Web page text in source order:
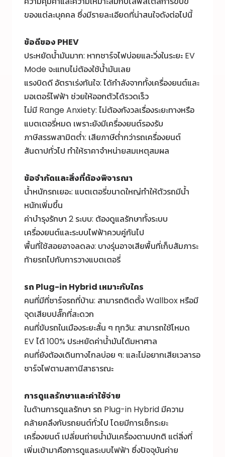
ของแต่ละบุคคล ซึ่งมีรายละเอียดที่น่าสนใจดังต่อไปนี้
ข้อดีของ PHEV
ประหยัดน้ำมันมาก: หากชาร์จไฟบ่อยและวิ่งในระยะ EV
Mode จะแทบไม่ต้องใช้น้ำมันเลย
แรงบิดดี อัตราเร่งทันใจ: ได้กำลังจากทั้งเครื่องยนต์และ
มอเตอร์ไฟฟ้า ช่วยให้ออกตัวได้รวดเร็ว
ไม่มี Range Anxiety: ไม่ต้องกังวลเรื่องระยะทางหรือ
แบตเตอรี่หมด เพราะยังมีเครื่องยนต์รองรับ
ภาษีสรรพสามิตต่ำ: เสียภาษีต่ำกว่ารถเครื่องยนต์
สันดาปทั่วไป ทำให้ราคาจำหน่ายสมเหตุสมผล
ข้อจำกัดและสิ่งที่ต้องพิจารณา
น้ำหนักรถเยอะ: แบตเตอรี่ขนาดใหญ่ทำให้ตัวรถมีน้ำ
หนักเพิ่มขึ้น
ค่าบำรุงรักษา 2 ระบบ: ต้องดูแลรักษาทั้งระบบ
เครื่องยนต์และระบบไฟฟ้าควบคู่กันไป
พื้นที่ใช้สอยอาจลดลง: บางรุ่นอาจเสียพื้นที่เก็บสัมภาระ
ท้ายรถไปกับการวางแบตเตอรี่
รถ Plug-in Hybrid เหมาะกับใคร
คนที่มีที่ชาร์จรถที่บ้าน: สามารถติดตั้ง Wallbox หรือมี
จุดเสียบปลั๊กที่สะดวก
คนที่ขับรถในเมืองระยะสั้น ๆ ทุกวัน: สามารถใช้โหมด
EV ได้ 100% ประหยัดค่าน้ำมันได้มหาศาล
คนที่ยังต้องเดินทางไกลบ่อย ๆ: และไม่อยากเสียเวลารอ
ชาร์จไฟตามสถานีสาธารณะ
การดูแลรักษาและค่าใช้จ่าย
ในด้านการดูแลรักษา รถ Plug-in Hybrid มีความ
คล้ายคลึงกับรถยนต์ทั่วไป โดยมีการเช็กระยะ
เครื่องยนต์ เปลี่ยนถ่ายน้ำมันเครื่องตามปกติ แต่สิ่งที่
เพิ่มเข้ามาคือการดูแลระบบไฟฟ้า ซึ่งปัจจุบันค่าย